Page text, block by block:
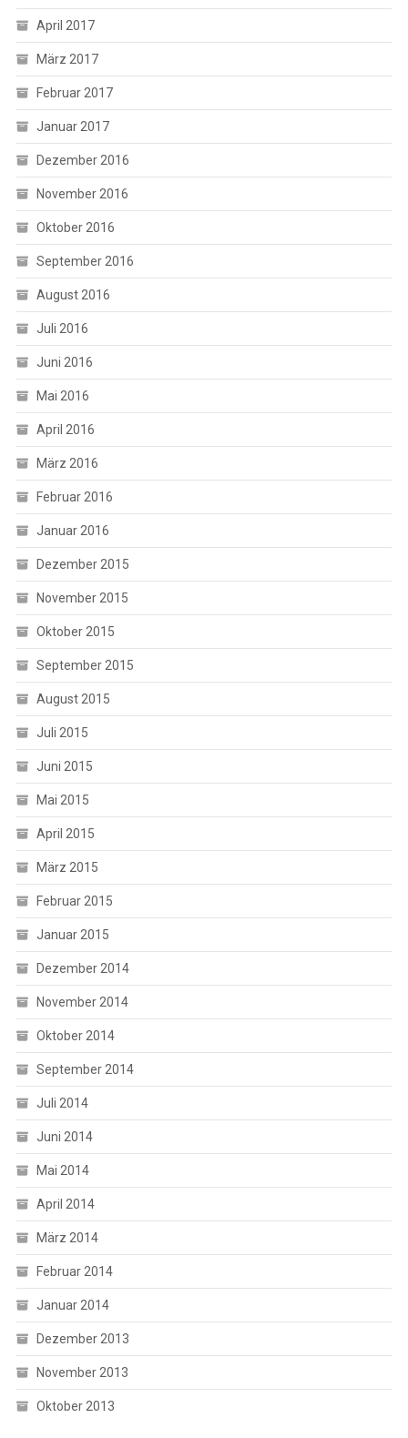
April 2017
März 2017
Februar 2017
Januar 2017
Dezember 2016
November 2016
Oktober 2016
September 2016
August 2016
Juli 2016
Juni 2016
Mai 2016
April 2016
März 2016
Februar 2016
Januar 2016
Dezember 2015
November 2015
Oktober 2015
September 2015
August 2015
Juli 2015
Juni 2015
Mai 2015
April 2015
März 2015
Februar 2015
Januar 2015
Dezember 2014
November 2014
Oktober 2014
September 2014
Juli 2014
Juni 2014
Mai 2014
April 2014
März 2014
Februar 2014
Januar 2014
Dezember 2013
November 2013
Oktober 2013